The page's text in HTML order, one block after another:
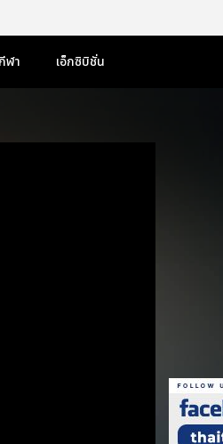
กีฬา เอ็กซิบิชั่น